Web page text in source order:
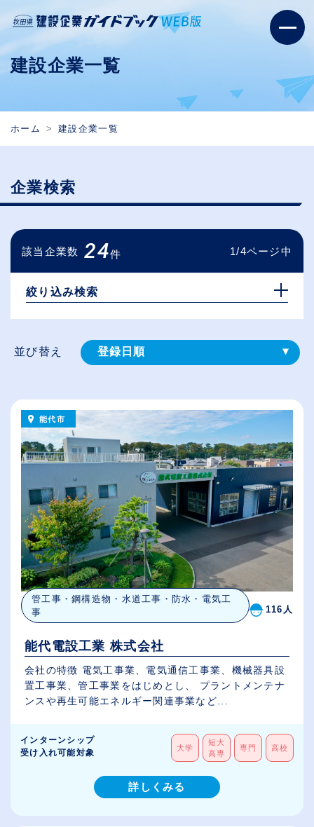
建設企業一覧
ホーム 建設企業一覧
企業検索
該当企業数 24件 1/4ページ中
絞り込み検索
並び替え 登録⽇順
（⾼卒の給与を基準）
従業員が多い順
休日数が多い順
能代市
管工事・鋼構造物・水道工事・防水・電気工
事
116人
能代電設工業 株式会社
会社の特徴 電気工事業、電気通信工事業、機械器具設
置工事業、管工事業をはじめとし、 プラントメンテナ
ンスや再生可能エネルギー関連事業など...
インターンシップ
受け入れ可能対象
大学
短大
高専
専門 高校
詳しくみる